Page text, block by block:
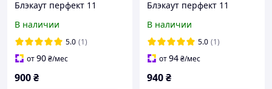
Блэкаут перфект 11
В наличии
5.0 (1)
от90₴/мес
900₴
Блэкаут перфект 11
В наличии
5.0 (1)
от94₴/мес
940₴